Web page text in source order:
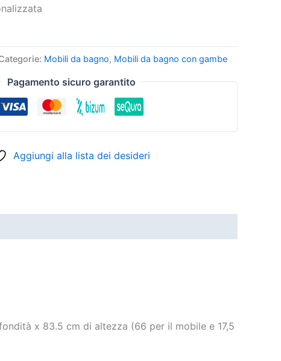
Mobili da bagno, Mobili da bagno con gambe
Pagamento sicuro garantito
Aggiungi alla lista dei desideri
x 83.5 cm di altezza (66 per il mobile e 17,5